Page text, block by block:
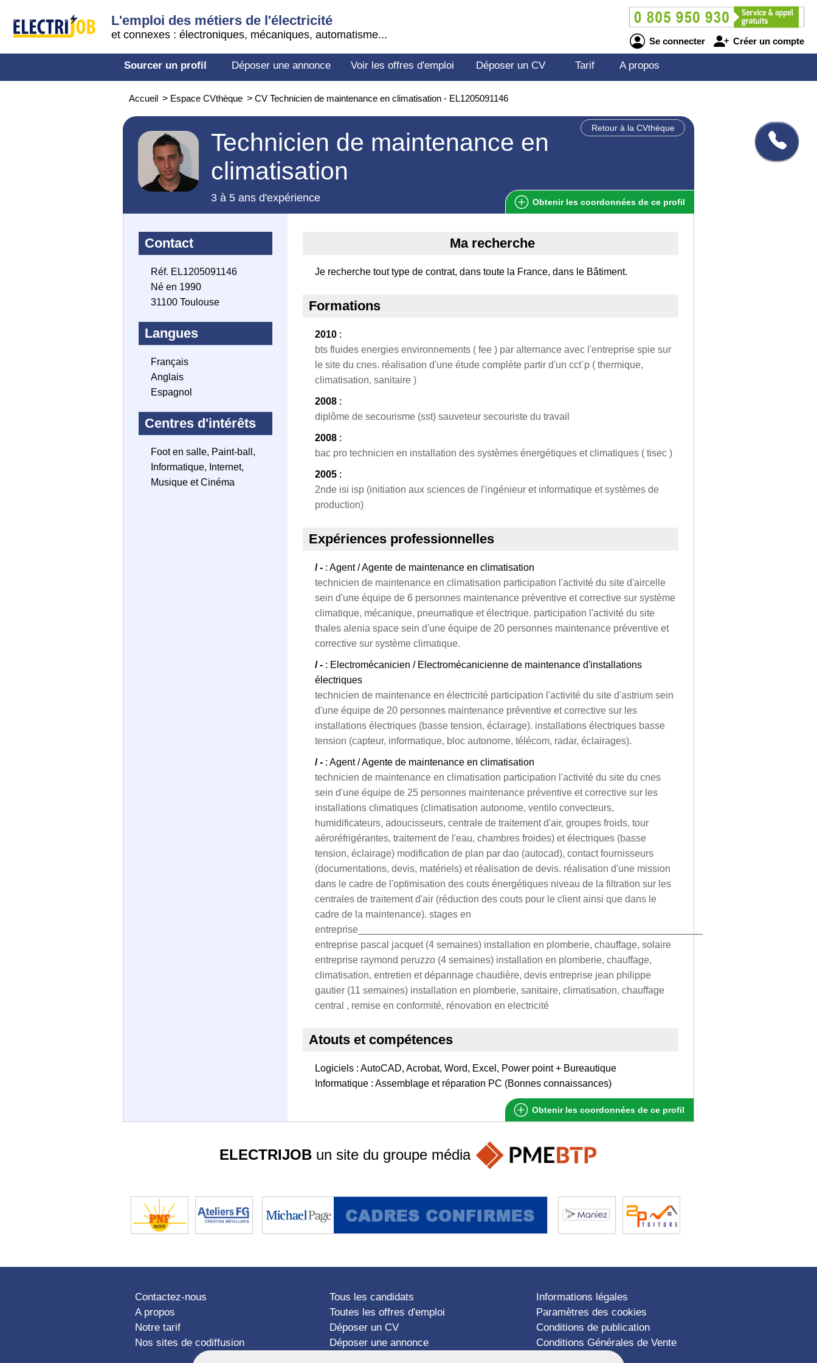
L'emploi des métiers de l'électricité
et connexes : électroniques, mécaniques, automatisme...
Se connecter Créer un compte
Sourcer un profil Déposer une annonce Voir les offres d'emploi Déposer un CV Tarif A propos
Accueil > Espace CVthèque > CV Technicien de maintenance en climatisation - EL1205091146
Retour à la CVthèque
Technicien de maintenance en
climatisation
3 à 5 ans d'expérience Obtenir les coordonnées de ce profil
Contact
Réf. EL1205091146
Né en 1990
31100 Toulouse
Langues
Français
Anglais
Espagnol
Centres d'intérêts
Foot en salle, Paint-ball,
Informatique, Internet,
Musique et Cinéma
Ma recherche
Je recherche tout type de contrat, dans toute la France, dans le Bâtiment.
Formations
2010 :
bts fluides energies environnements ( fee ) par alternance avec l'entreprise spie sur
le site du cnes. réalisation d'une étude complète partir d'un cct¨p ( thermique,
climatisation, sanitaire )
2008 :
diplôme de secourisme (sst) sauveteur secouriste du travail
2008 :
bac pro technicien en installation des systèmes énergétiques et climatiques ( tisec )
2005 :
2nde isi isp (initiation aux sciences de l'ingénieur et informatique et systèmes de
production)
Expériences professionnelles
/ - : Agent / Agente de maintenance en climatisation
technicien de maintenance en climatisation participation l'activité du site d'aircelle
sein d'une équipe de 6 personnes maintenance préventive et corrective sur système
climatique, mécanique, pneumatique et électrique. participation l'activité du site
thales alenia space sein d'une équipe de 20 personnes maintenance préventive et
corrective sur système climatique.
/ - : Electromécanicien / Electromécanicienne de maintenance d'installations
électriques
technicien de maintenance en électricité participation l'activité du site d'astrium sein
d'une équipe de 20 personnes maintenance préventive et corrective sur les
installations électriques (basse tension, éclairage). installations électriques basse
tension (capteur, informatique, bloc autonome, télécom, radar, éclairages).
/ - : Agent / Agente de maintenance en climatisation
technicien de maintenance en climatisation participation l'activité du site du cnes
sein d'une équipe de 25 personnes maintenance préventive et corrective sur les
installations climatiques (climatisation autonome, ventilo convecteurs,
humidificateurs, adoucisseurs, centrale de traitement d'air, groupes froids, tour
aéroréfrigérantes, traitement de l'eau, chambres froides) et électriques (basse
tension, éclairage) modification de plan par dao (autocad), contact fournisseurs
(documentations, devis, matériels) et réalisation de devis. réalisation d'une mission
dans le cadre de l'optimisation des couts énergétiques niveau de la filtration sur les
centrales de traitement d'air (réduction des couts pour le client ainsi que dans le
cadre de la maintenance). stages en
entreprise_______________________________________________________________
entreprise pascal jacquet (4 semaines) installation en plomberie, chauffage, solaire
entreprise raymond peruzzo (4 semaines) installation en plomberie, chauffage,
climatisation, entretien et dépannage chaudière, devis entreprise jean philippe
gautier (11 semaines) installation en plomberie, sanitaire, climatisation, chauffage
central , remise en conformité, rénovation en electricité
Atouts et compétences
Logiciels : AutoCAD, Acrobat, Word, Excel, Power point + Bureautique
Informatique : Assemblage et réparation PC (Bonnes connaissances)
Obtenir les coordonnées de ce profil
ELECTRIJOBun site du groupe média
Contactez-nous
A propos
Notre tarif
Nos sites de codiffusion
Tous les candidats
Toutes les offres d'emploi
Déposer un CV
Déposer une annonce
Informations légales
Paramètres des cookies
Conditions de publication
Conditions Générales de Vente